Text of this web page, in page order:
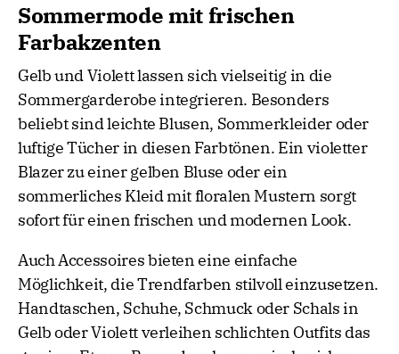
Sommermode mit frischen
Farbakzenten
Gelb und Violett lassen sich vielseitig in die
Sommergarderobe integrieren. Besonders
beliebt sind leichte Blusen, Sommerkleider oder
luftige Tücher in diesen Farbtönen. Ein violetter
Blazer zu einer gelben Bluse oder ein
sommerliches Kleid mit floralen Mustern sorgt
sofort für einen frischen und modernen Look.
Auch Accessoires bieten eine einfache
Möglichkeit, die Trendfarben stilvoll einzusetzen.
Handtaschen, Schuhe, Schmuck oder Schals in
Gelb oder Violett verleihen schlichten Outfits das